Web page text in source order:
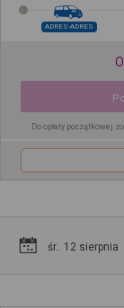
ADRES-ADRES
Do opłaty początkowej
śr.. 12 sierpnia